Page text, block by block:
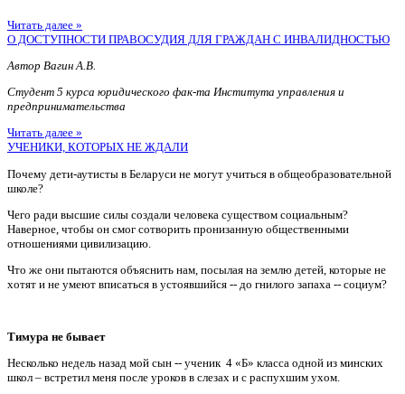
Читать далее »
О ДОСТУПНОСТИ ПРАВОСУДИЯ ДЛЯ ГРАЖДАН С ИНВАЛИДНОСТЬЮ
Автор Вагин А.В.
Студент 5 курса юридического фак-та Института управления и
предпринимательства
Читать далее »
УЧЕНИКИ, КОТОРЫХ НЕ ЖДАЛИ
Почему дети-аутисты в Беларуси не могут учиться в общеобразовательной
школе?
Чего ради высшие силы создали человека существом социальным?
Наверное, чтобы он смог сотворить пронизанную общественными
отношениями цивилизацию.
Что же они пытаются объяснить нам, посылая на землю детей, которые не
хотят и не умеют вписаться в устоявшийся -- до гнилого запаха -- социум?
Тимура не бывает
Несколько недель назад мой сын -- ученик 4 «Б» класса одной из минских
школ – встретил меня после уроков в слезах и с распухшим ухом.